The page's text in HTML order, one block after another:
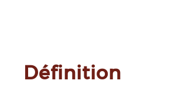
Définition